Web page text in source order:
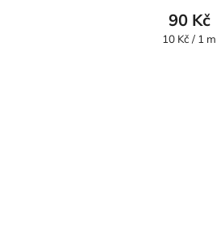
je
90 Kč
Měrná
10 Kč / 1 m